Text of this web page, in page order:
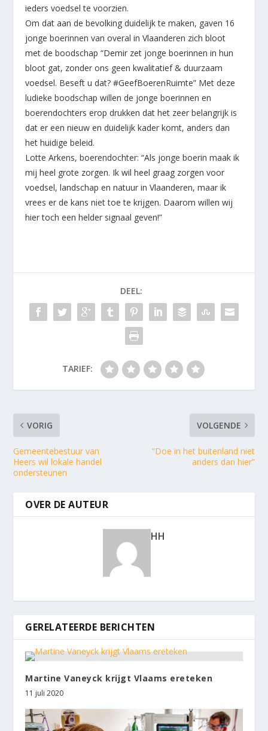
ieders voedsel te voorzien.
Om dat aan de bevolking duidelijk te maken, gaven 16
jonge boerinnen van overal in Vlaanderen zich bloot
met de boodschap “Demir zet jonge boerinnen in hun
bloot gat, zonder ons geen kwalitatief & duurzaam
voedsel. Beseft u dat? #GeefBoerenRuimte” Met deze
ludieke boodschap willen de jonge boerinnen en
boerendochters erop drukken dat het zeer belangrijk is
dat er een nieuw en duidelijk kader komt, anders dan
het huidige beleid.
Lotte Arkens, boerendochter: “Als jonge boerin maak ik
mij heel grote zorgen. Ik wil heel graag zorgen voor
voedsel, landschap en natuur in Vlaanderen, maar ik
vrees er de kans niet toe te krijgen. Daarom willen wij
hier toch een helder signaal geven!”
DEEL:
TARIEF:
VORIG
Gemeentebestuur van
Heers wil lokale handel
ondersteunen
VOLGENDE
“Doe in het buitenland niet
anders dan hier”
OVER DE AUTEUR
HH
GERELATEERDE BERICHTEN
Martine Vaneyck krijgt Vlaams ereteken
11 juli 2020